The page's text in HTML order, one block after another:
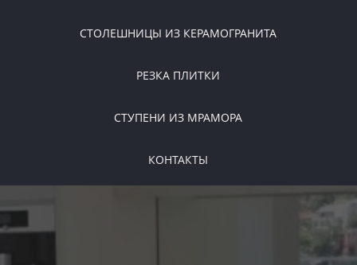
СТОЛЕШНИЦЫ ИЗ КЕРАМОГРАНИТА
РЕЗКА ПЛИТКИ
СТУПЕНИ ИЗ МРАМОРА
КОНТАКТЫ